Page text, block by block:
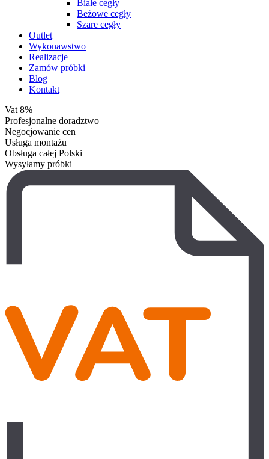
Białe cegły
Beżowe cegły
Szare cegły
Outlet
Wykonawstwo
Realizacje
Zamów próbki
Blog
Kontakt
Vat 8%
Profesjonalne doradztwo
Negocjowanie cen
Usługa montażu
Obsługa całej Polski
Wysyłamy próbki